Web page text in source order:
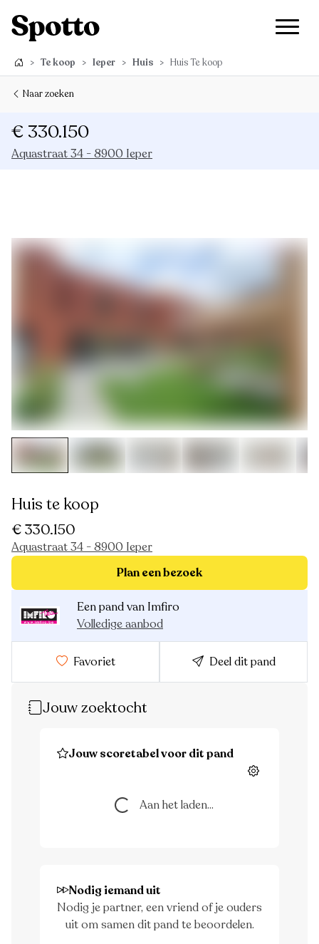
> Te koop > Ieper > Huis > Huis Te koop
Naar zoeken
€ 330.150
Aquastraat 34 - 8900 Ieper
Huis te koop
€ 330.150
Aquastraat 34 - 8900 Ieper
Plan een bezoek
Een pand van Imfiro
Volledige aanbod
Favoriet Deel dit pand
Jouw zoektocht
Jouw scoretabel voor dit pand
Instellingen
Aan het laden... Aan het laden...
Nodig iemand uit
Nodig je partner, een vriend of je ouders
uit om samen dit pand te beoordelen.